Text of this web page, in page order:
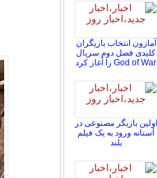
آمازون انتخاب بازیگران
کلیدی فصل دوم سریال
God of War را آغاز کرد
اولین بازیگر مصنوعی در
آستانه ورود به یک فیلم
بلند